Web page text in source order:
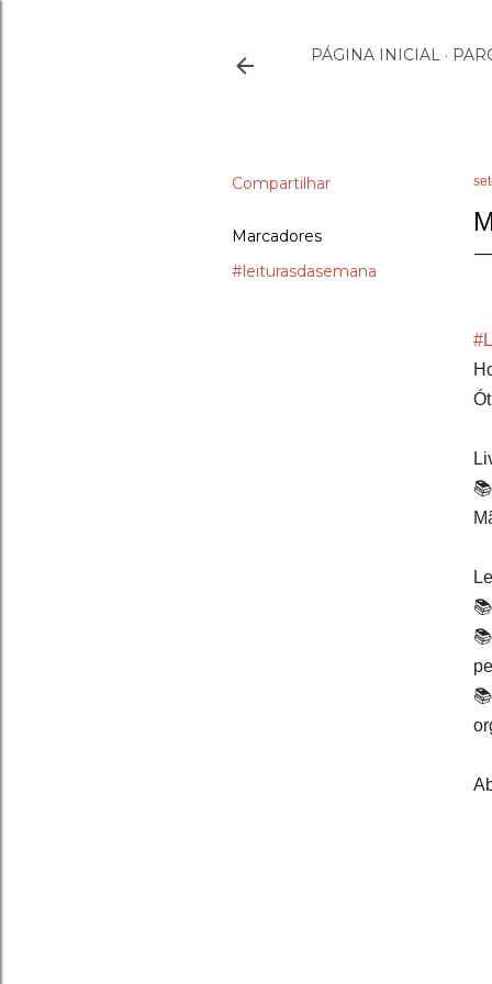
PÁGINA INICIAL
Compartilhar
Marcadores
#leiturasdasemana